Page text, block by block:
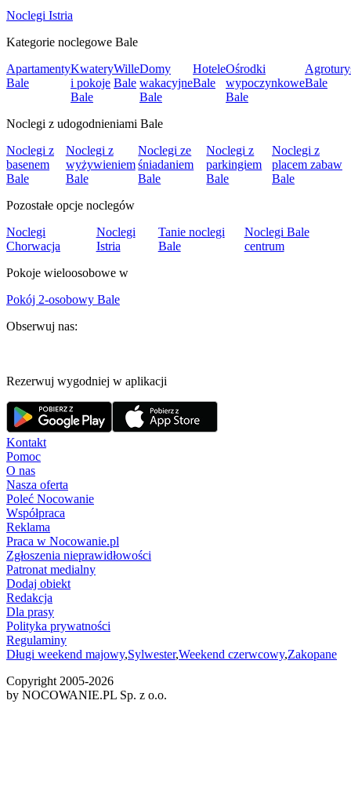
Noclegi Istria
Kategorie noclegowe Bale
Apartamenty
Bale
Kwatery
i pokoje
Bale
Wille
Bale
Domy
wakacyjne
Bale
Hotele
Bale
Ośrodki
wypoczynkowe
Bale
Bale
Noclegi z udogodnieniami Bale
Noclegi z
basenem
Bale
Noclegi z
wyżywieniem
Bale
Noclegi ze
śniadaniem
Bale
Noclegi z
parkingiem
Bale
Noclegi z
placem zabaw
Bale
Pozostałe opcje noclegów
Noclegi
Chorwacja
Noclegi
Istria
Tanie noclegi
Bale
Noclegi Bale
centrum
Pokoje wieloosobowe w
Pokój 2-osobowy Bale
Obserwuj nas:
Rezerwuj wygodniej w aplikacji
Kontakt
Pomoc
O nas
Nasza oferta
Poleć Nocowanie
Współpraca
Reklama
Praca w Nocowanie.pl
Zgłoszenia nieprawidłowości
Patronat medialny
Dodaj obiekt
Redakcja
Dla prasy
Polityka prywatności
Regulaminy
Długi weekend majowy,Sylwester,Weekend czerwcowy,Zakopane
Copyright 2005-2026
by NOCOWANIE.PL Sp. z o.o.